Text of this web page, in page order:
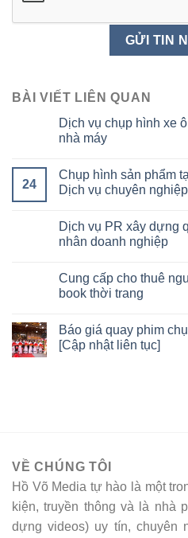
BÀI VIẾT LIÊN QUAN
Dịch vụ chụp hình xe
nhà máy
24
Chụp hình sản phẩm
Dịch vụ chuyên
Dịch vụ PR xây dựng
nhân doanh nghiệp
Cung cấp cho thuê
book thời trang
Báo giá quay phim
[Cập nhật liên tục]
VỀ CHÚNG TÔI
Hồ Võ Media tự hào là một
kiện, truyền thông và là nhà
dựng videos) uy tín, chuyên